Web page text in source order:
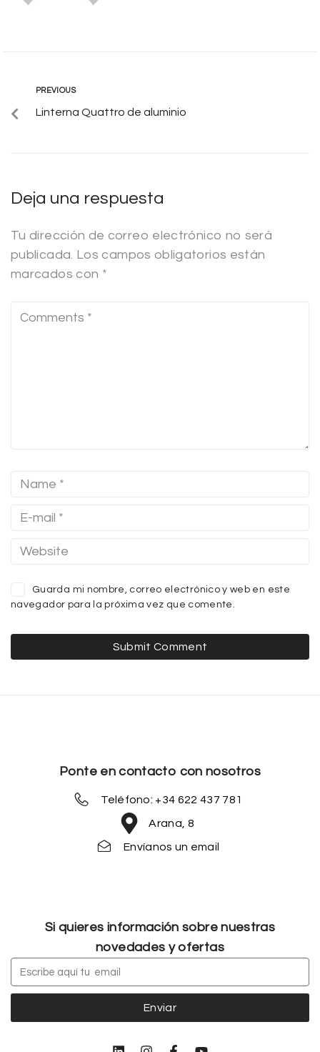
PREVIOUS
Linterna Quattro de aluminio
Deja una respuesta
Tu dirección de correo electrónico no será
publicada. Los campos obligatorios están
marcados con *
Guarda mi nombre, correo electrónico y web en este
navegador para la próxima vez que comente.
Ponte en contacto con nosotros
Teléfono: +34 622 437 781
Arana, 8
Envíanos un email
Si quieres información sobre nuestras
novedades y ofertas
Enviar